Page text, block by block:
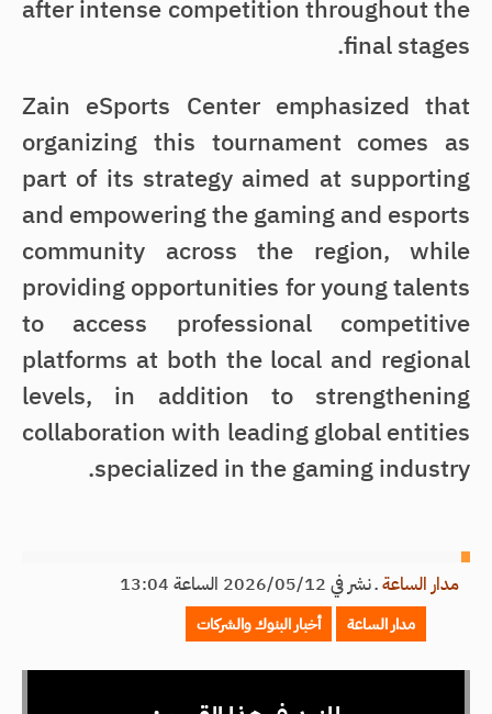
after intense competition throughout the
final stages.
Zain eSports Center emphasized that
organizing this tournament comes as
part of its strategy aimed at supporting
and empowering the gaming and esports
community across the region, while
providing opportunities for young talents
to access professional competitive
platforms at both the local and regional
levels, in addition to strengthening
collaboration with leading global entities
specialized in the gaming industry.
مدار الساعةـنشر في 2026/05/12 الساعة 13:04
مدار الساعة أخبار البنوك والشركات